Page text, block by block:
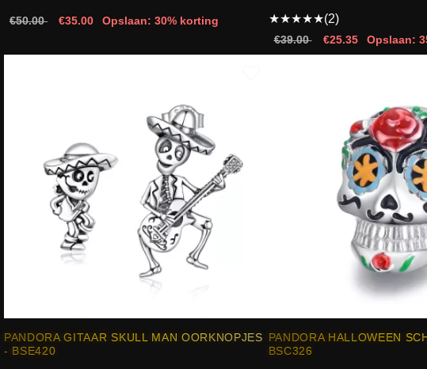
€50.00 €35.00 Opslaan: 30% korting ★★★★★(2)
€39.00 €25.35 Opslaan:
PANDORA GITAAR SKULL MAN OORKNOPJES
- BSE420
PANDORA HALLOWEEN
BSC326